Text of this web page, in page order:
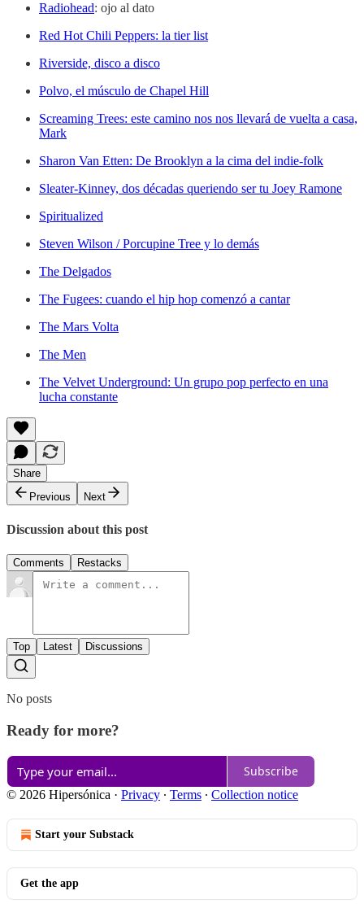
Radiohead: ojo al dato
Red Hot Chili Peppers: la tier list
Riverside, disco a disco
Polvo, el músculo de Chapel Hill
Screaming Trees: este camino nos nos llevará de vuelta a casa,
Mark
Sharon Van Etten: De Brooklyn a la cima del indie-folk
Sleater-Kinney, dos décadas queriendo ser tu Joey Ramone
Spiritualized
Steven Wilson / Porcupine Tree y lo demás
The Delgados
The Fugees: cuando el hip hop comenzó a cantar
The Mars Volta
The Men
The Velvet Underground: Un grupo pop perfecto en una
lucha constante
Share
Previous
Next
Discussion about this post
Comments Restacks
Top Latest Discussions
No posts
Ready for more?
Subscribe
© 2026 Hipersónica · Privacy ∙ Terms ∙ Collection notice
Start your Substack
Get the app